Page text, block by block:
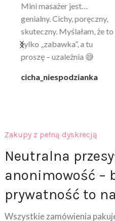
Mini masażer jest…
genialny. Cichy, poręczny,
skuteczny. Myślałam, że to
tylko „zabawka”, a tu
proszę – uzależnia 😅
cicha_niespodzianka
Zakupy z pełną dyskrecją
Neutralna
anonimowość –
prywatność to
Wszystkie zamówienia